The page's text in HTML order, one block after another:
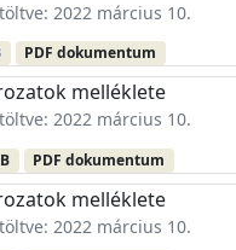
2022 március 10.
PDF dokumentum
melléklete
2022 március 10.
PDF dokumentum
melléklete
2022 március 10.